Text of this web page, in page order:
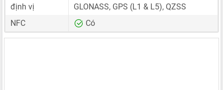
định vị
GLONASS, GPS (L1 & L5), QZSS
NFC
Có